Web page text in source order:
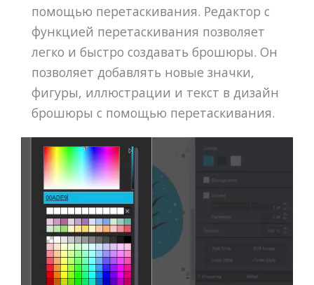
помощью перетаскивания. Редактор с
функцией перетаскивания позволяет
легко и быстро создавать брошюры. Он
позволяет добавлять новые значки,
фигуры, иллюстрации и текст в дизайн
брошюры с помощью перетаскивания.